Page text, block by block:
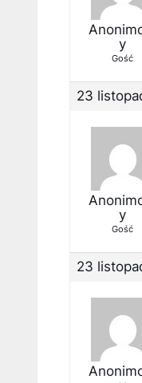
y
Gość
23
y
Gość
23